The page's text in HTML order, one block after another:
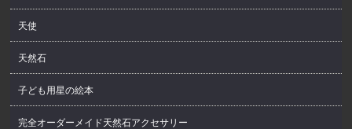
天使
天然石
子ども用星の絵本
完全オーダーメイド天然石アクセサリー